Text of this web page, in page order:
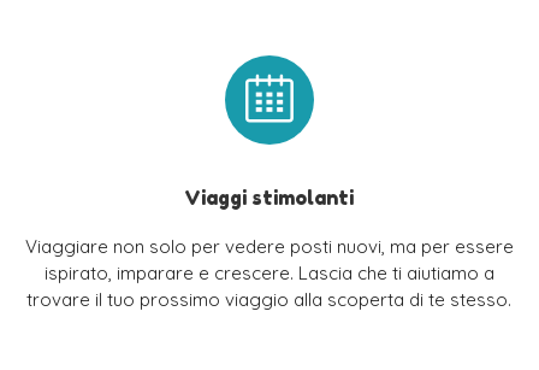
Viaggi stimolanti
Viaggiare non solo per vedere posti nuovi, ma per essere
ispirato, imparare e crescere. Lascia che ti aiutiamo a
trovare il tuo prossimo viaggio alla scoperta di te stesso.